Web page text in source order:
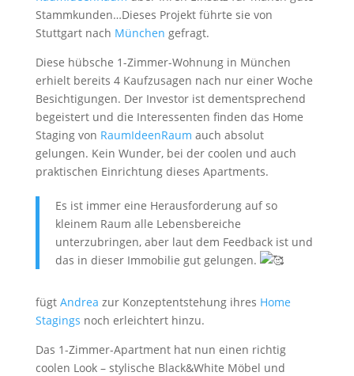
Stammkunden…Dieses Projekt führte sie von
Stuttgart nach München gefragt.
Diese hübsche 1-Zimmer-Wohnung in München
erhielt bereits 4 Kaufzusagen nach nur einer Woche
Besichtigungen. Der Investor ist dementsprechend
begeistert und die Interessenten finden das Home
Staging von RaumIdeenRaum auch absolut
gelungen. Kein Wunder, bei der coolen und auch
praktischen Einrichtung dieses Apartments.
Es ist immer eine Herausforderung auf so
kleinem Raum alle Lebensbereiche
unterzubringen, aber laut dem Feedback ist und
das in dieser Immobilie gut gelungen.
fügt Andrea zur Konzeptentstehung ihres Home
Stagings noch erleichtert hinzu.
Das 1-Zimmer-Apartment hat nun einen richtig
coolen Look – stylische Black&White Möbel und